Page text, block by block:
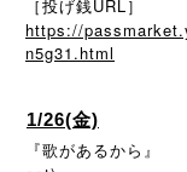
［投げ銭URL］
https://
n5g31.html
1/26(金)
『歌があるから』